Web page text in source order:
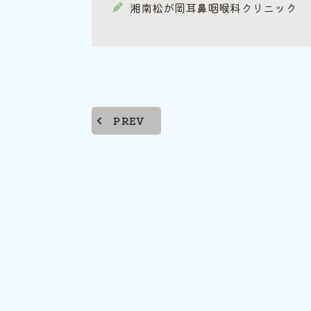
湘南松が岡耳鼻咽喉科クリニック
PREV